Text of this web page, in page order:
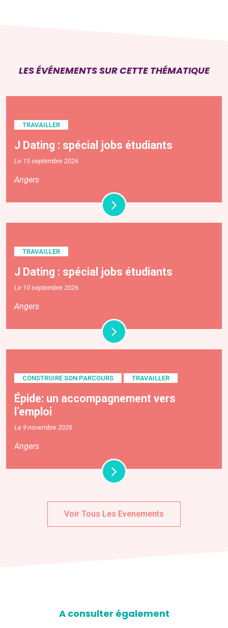
LES ÉVÉNEMENTS SUR CETTE THÉMATIQUE
TRAVAILLER
J Dating : spécial jobs étudiants
Le 15 septembre 2026
Angers
TRAVAILLER
J Dating : spécial jobs étudiants
Le 10 septembre 2026
Angers
CONSTRUIRE SON PARCOURS TRAVAILLER
Épide: un accompagnement vers
l’emploi
Le 9 novembre 2026
Angers
Voir Tous Les Evenements
A consulter également